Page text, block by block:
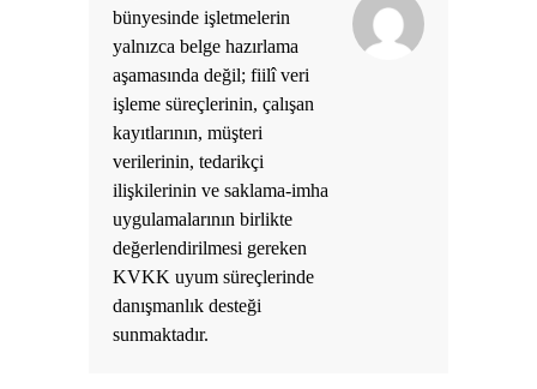
bünyesinde işletmelerin
yalnızca belge hazırlama
aşamasında değil; fiilî veri
işleme süreçlerinin, çalışan
kayıtlarının, müşteri
verilerinin, tedarikçi
ilişkilerinin ve saklama-imha
uygulamalarının birlikte
değerlendirilmesi gereken
KVKK uyum süreçlerinde
danışmanlık desteği
sunmaktadır.